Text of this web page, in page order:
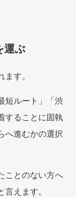
運ぶ
す。
短ルート」「渋
することに固執
へ進むかの選択
ことのない方へ
えます。